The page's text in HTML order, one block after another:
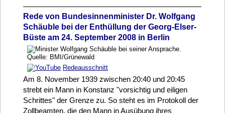
Rede von Bundesinnenminister Dr. Wolfgang
Schäuble bei der Enthüllung der Georg-Elser-
Büste am 24. September 2008 in Berlin
Redeausschnitt
Am 8. November 1939 zwischen 20:40 und 20:45
strebt ein Mann in Konstanz "vorsichtig und eiligen
Schrittes" der Grenze zu. So steht es im Protokoll der
Zollbeamten, die den Mann in Ausübung ihres